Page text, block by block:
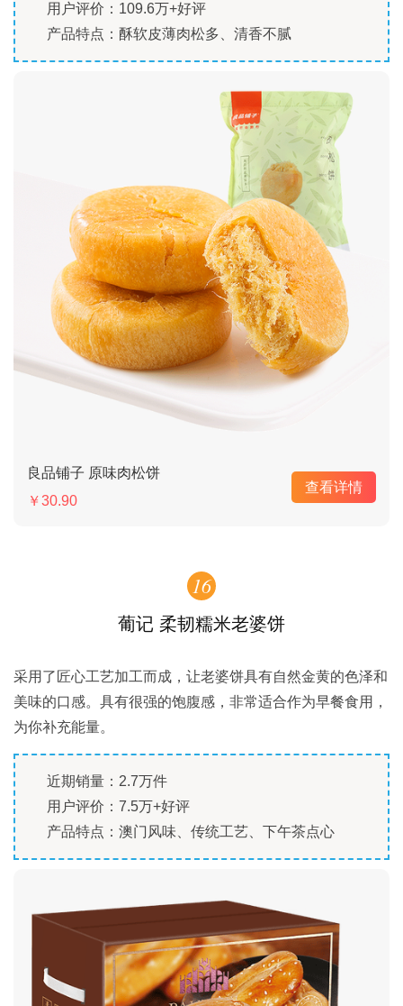
用户评价：109.6万+好评
产品特点：酥软皮薄肉松多、清香不腻
良品铺子 原味肉松饼
￥30.90
查看详情
16
葡记 柔韧糯米老婆饼
采用了匠心工艺加工而成，让老婆饼具有自然金黄的色泽和
美味的口感。具有很强的饱腹感，非常适合作为早餐食用，
为你补充能量。
近期销量：2.7万件
用户评价：7.5万+好评
产品特点：澳门风味、传统工艺、下午茶点心